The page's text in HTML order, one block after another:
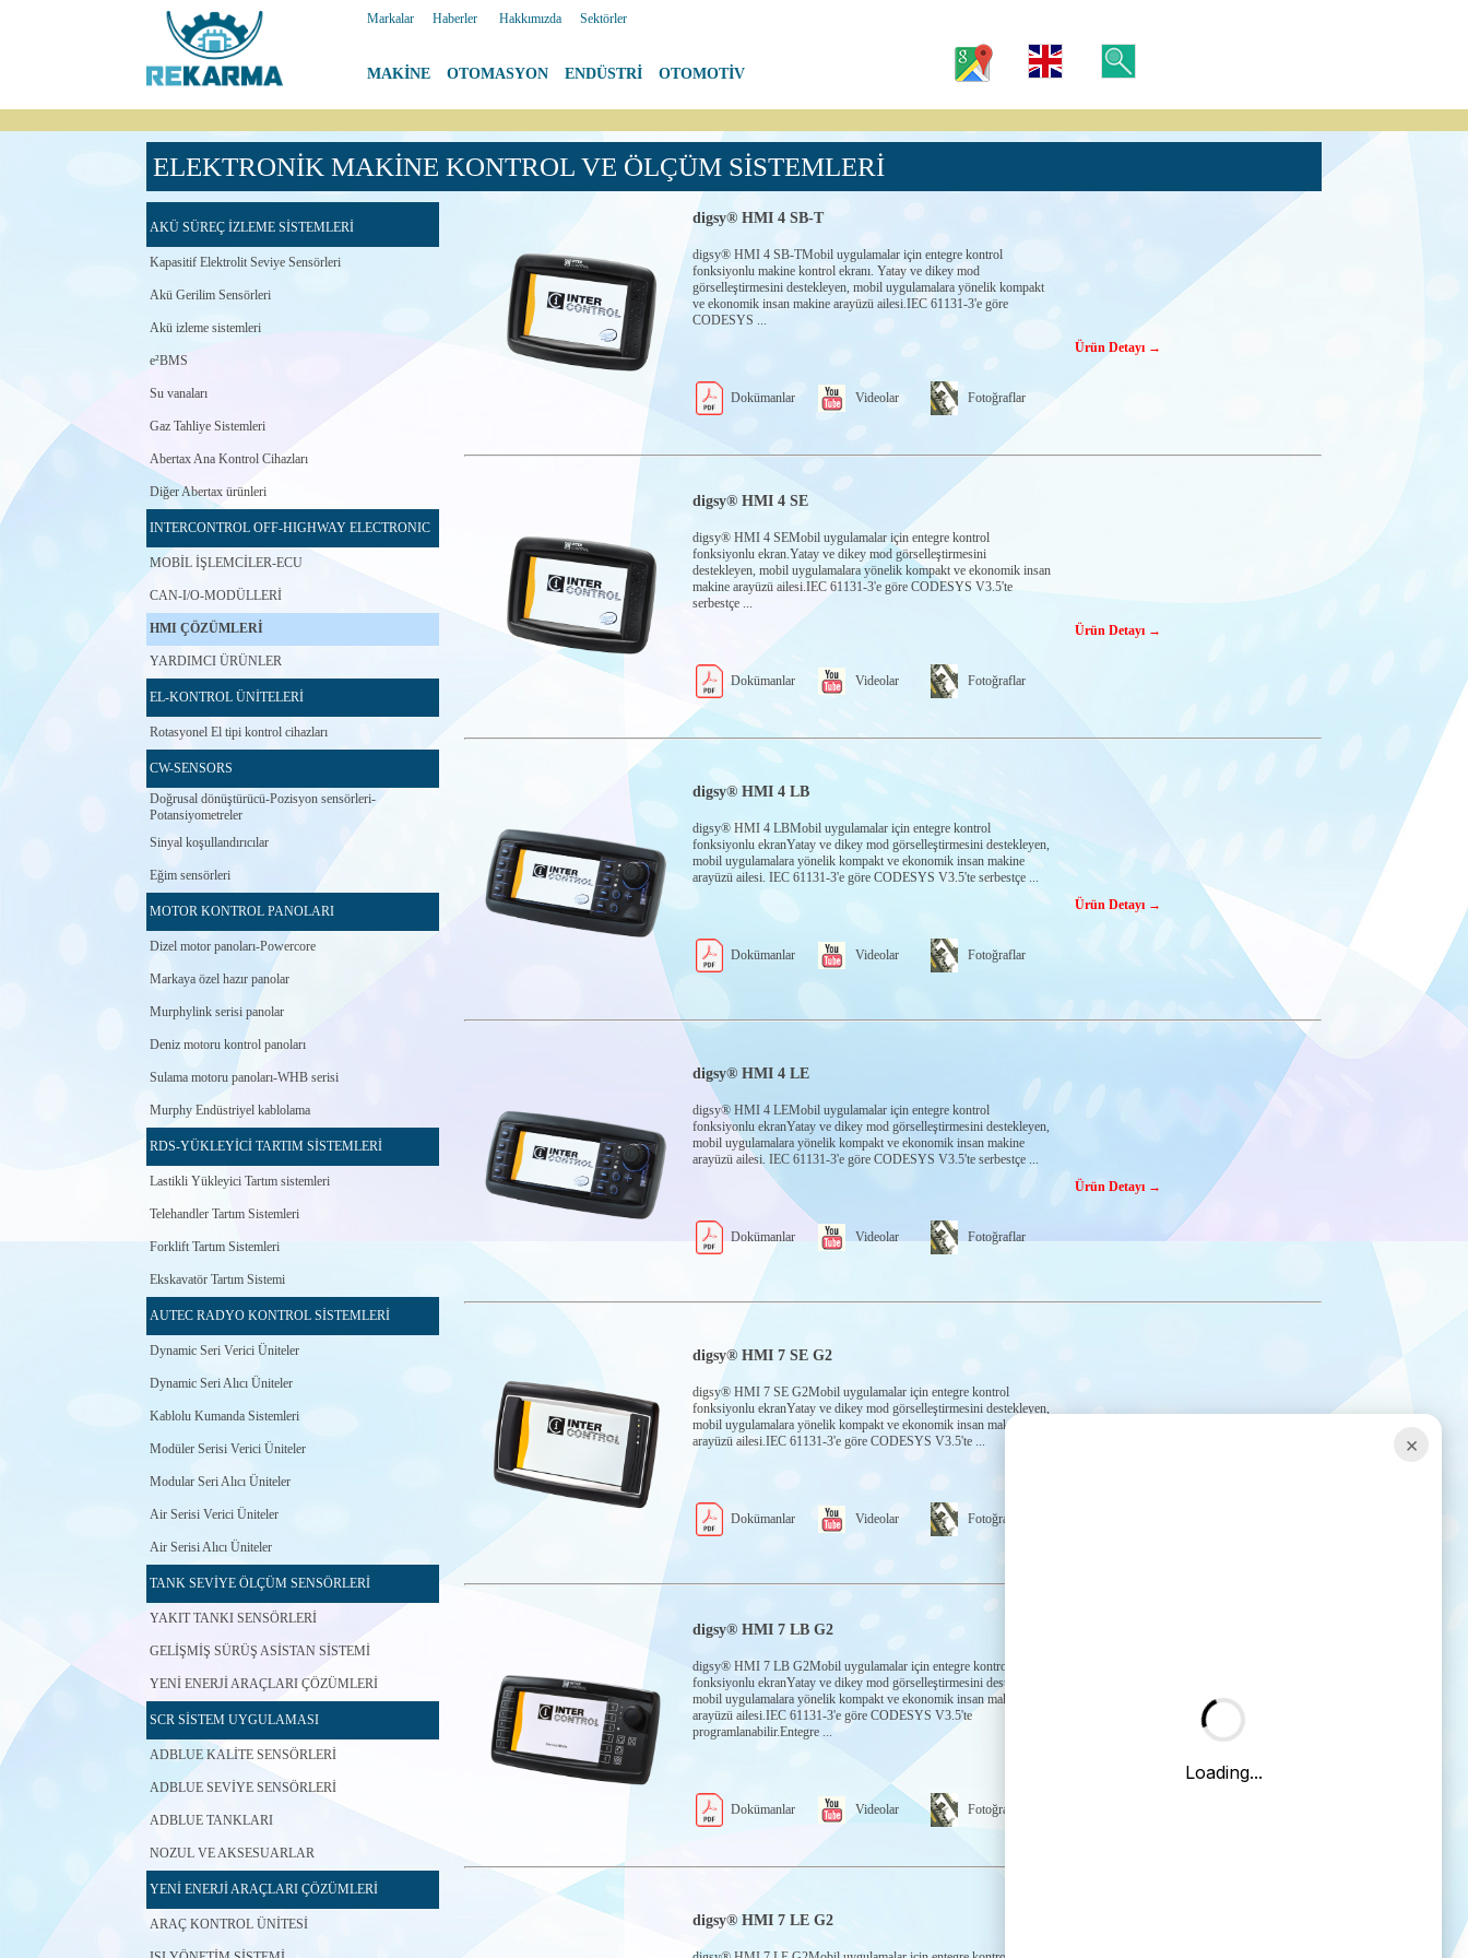
Markalar Haberler Hakkımızda Sektörler
MAKİNE OTOMASYON ENDÜSTRİ OTOMOTİV
ELEKTRONİK MAKİNE KONTROL VE ÖLÇÜM SİSTEMLERİ
AKÜ SÜREÇ İZLEME SİSTEMLERİ
Kapasitif Elektrolit Seviye Sensörleri
Akü Gerilim Sensörleri
Akü izleme sistemleri
e²BMS
Su vanaları
Gaz Tahliye Sistemleri
Abertax Ana Kontrol Cihazları
Diğer Abertax ürünleri
INTERCONTROL OFF-HIGHWAY ELECTRONIC
MOBİL İŞLEMCİLER-ECU
CAN-I/O-MODÜLLERİ
HMI ÇÖZÜMLERİ
YARDIMCI ÜRÜNLER
EL-KONTROL ÜNİTELERİ
Rotasyonel El tipi kontrol cihazları
CW-SENSORS
Doğrusal dönüştürücü-Pozisyon sensörleri-
Potansiyometreler
Sinyal koşullandırıcılar
Eğim sensörleri
MOTOR KONTROL PANOLARI
Dizel motor panoları-Powercore
Markaya özel hazır panolar
Murphylink serisi panolar
Deniz motoru kontrol panoları
Sulama motoru panoları-WHB serisi
Murphy Endüstriyel kablolama
RDS-YÜKLEYİCİ TARTIM SİSTEMLERİ
Lastikli Yükleyici Tartım sistemleri
Telehandler Tartım Sistemleri
Forklift Tartım Sistemleri
Ekskavatör Tartım Sistemi
AUTEC RADYO KONTROL SİSTEMLERİ
Dynamic Seri Verici Üniteler
Dynamic Seri Alıcı Üniteler
Kablolu Kumanda Sistemleri
Modüler Serisi Verici Üniteler
Modular Seri Alıcı Üniteler
Air Serisi Verici Üniteler
Air Serisi Alıcı Üniteler
TANK SEVİYE ÖLÇÜM SENSÖRLERİ
YAKIT TANKI SENSÖRLERİ
GELİŞMİŞ SÜRÜŞ ASİSTAN SİSTEMİ
YENİ ENERJİ ARAÇLARI ÇÖZÜMLERİ
SCR SİSTEM UYGULAMASI
ADBLUE KALİTE SENSÖRLERİ
ADBLUE SEVİYE SENSÖRLERİ
ADBLUE TANKLARI
NOZUL VE AKSESUARLAR
YENİ ENERJİ ARAÇLARI ÇÖZÜMLERİ
ARAÇ KONTROL ÜNİTESİ
digsy® HMI 4 SB-T
digsy® HMI 4 SB-TMobil uygulamalar için entegre kontrol
fonksiyonlu makine kontrol ekranı. Yatay ve dikey mod
görselleştirmesini destekleyen, mobil uygulamalara yönelik kompakt
ve ekonomik insan makine arayüzü ailesi.IEC 61131-3'e göre
CODESYS ...
Ürün Detayı →
Dokümanlar Videolar Fotoğraflar
digsy® HMI 4 SE
digsy® HMI 4 SEMobil uygulamalar için entegre kontrol
fonksiyonlu ekran.Yatay ve dikey mod görselleştirmesini
destekleyen, mobil uygulamalara yönelik kompakt ve ekonomik insan
makine arayüzü ailesi.IEC 61131-3'e göre CODESYS V3.5'te
serbestçe ...
Ürün Detayı →
Dokümanlar Videolar Fotoğraflar
digsy® HMI 4 LB
digsy® HMI 4 LBMobil uygulamalar için entegre kontrol
fonksiyonlu ekranYatay ve dikey mod görselleştirmesini destekleyen,
mobil uygulamalara yönelik kompakt ve ekonomik insan makine
arayüzü ailesi. IEC 61131-3'e göre CODESYS V3.5'te serbestçe ...
Ürün Detayı →
Dokümanlar Videolar Fotoğraflar
digsy® HMI 4 LE
digsy® HMI 4 LEMobil uygulamalar için entegre kontrol
fonksiyonlu ekranYatay ve dikey mod görselleştirmesini destekleyen,
mobil uygulamalara yönelik kompakt ve ekonomik insan makine
arayüzü ailesi. IEC 61131-3'e göre CODESYS V3.5'te serbestçe ...
Ürün Detayı →
Dokümanlar Videolar Fotoğraflar
digsy® HMI 7 SE G2
digsy® HMI 7 SE G2Mobil uygulamalar için entegre kontrol
fonksiyonlu ekranYatay ve dikey mod görselleştirmesini destekleyen,
mobil uygulamalara yönelik kompakt ve ekonomik insan makine
arayüzü ailesi.IEC 61131-3'e göre CODESYS V3.5'te ...
Dokümanlar Videolar Fotoğraflar
digsy® HMI 7 LB G2
digsy® HMI 7 LB G2Mobil uygulamalar için entegre kontrol
fonksiyonlu ekranYatay ve dikey mod görselleştirmesini destekleyen,
mobil uygulamalara yönelik kompakt ve ekonomik insan makine
arayüzü ailesi.IEC 61131-3'e göre CODESYS V3.5'te
programlanabilir.Entegre ...
Dokümanlar Videolar Fotoğraflar
digsy® HMI 7 LE G2
×